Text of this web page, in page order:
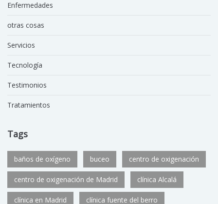
Enfermedades
otras cosas
Servicios
Tecnología
Testimonios
Tratamientos
Tags
baños de oxígeno buceo centro de oxigenación
centro de oxigenación de Madrid clínica Alcalá
clínica en Madrid clínica fuente del berro